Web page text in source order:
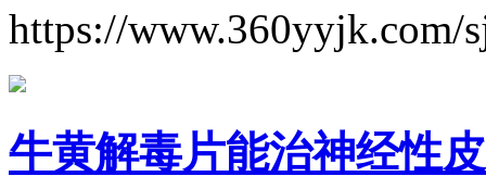
https://www.360yyjk.com/
牛黄解毒片能治神经性